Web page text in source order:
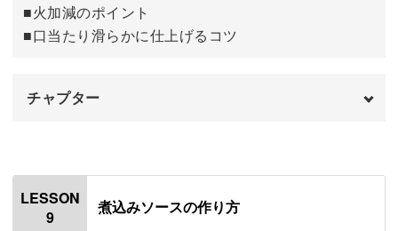
■火加減のポイント
■口当たり滑らかに仕上げるコツ
チャプター
はじめに
使用材料
LESSON
9
煮込みソースの作り方